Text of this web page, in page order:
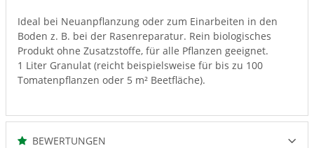
Ideal bei Neuanpflanzung oder zum Einarbeiten in den
Boden z. B. bei der Rasenreparatur. Rein biologisches
Produkt ohne Zusatzstoffe, für alle Pflanzen geeignet.
1 Liter Granulat (reicht beispielsweise für bis zu 100
Tomatenpflanzen oder 5 m² Beetfläche).
BEWERTUNGEN